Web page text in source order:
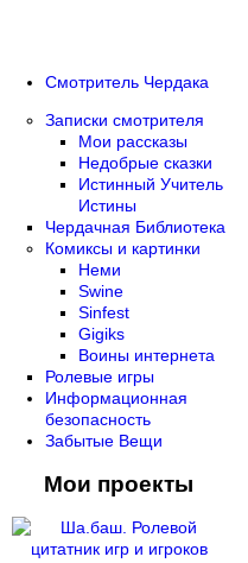
Смотритель Чердака
Записки смотрителя
Мои рассказы
Недобрые сказки
Истинный Учитель
Истины
Чердачная Библиотека
Комиксы и картинки
Неми
Swine
Sinfest
Gigiks
Воины интернета
Ролевые игры
Информационная
безопасность
Забытые Вещи
Мои проекты